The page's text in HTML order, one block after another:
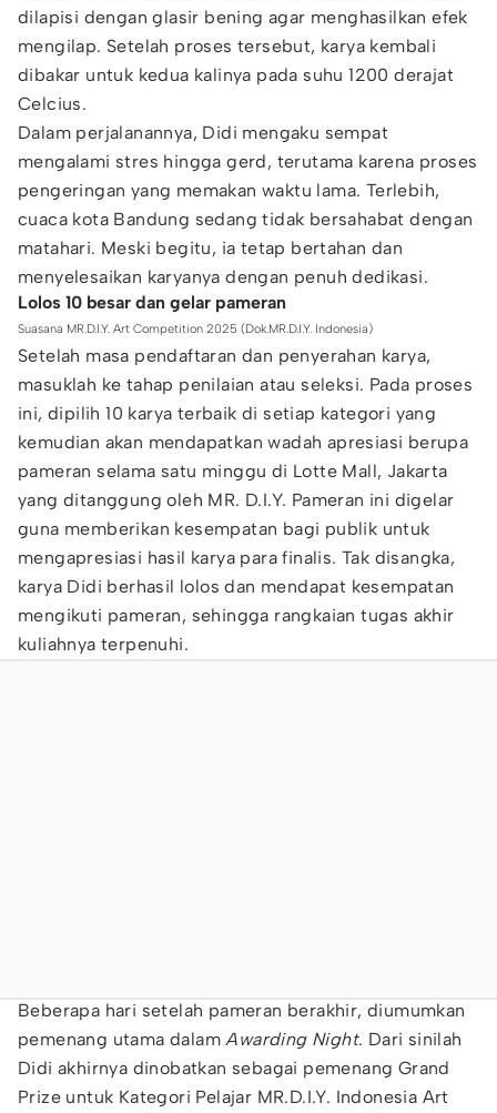
dilapisi dengan glasir bening agar menghasilkan efek
mengilap. Setelah proses tersebut, karya kembali
dibakar untuk kedua kalinya pada suhu 1200 derajat
Celcius.
Dalam perjalanannya, Didi mengaku sempat
mengalami stres hingga gerd, terutama karena proses
pengeringan yang memakan waktu lama. Terlebih,
cuaca kota Bandung sedang tidak bersahabat dengan
matahari. Meski begitu, ia tetap bertahan dan
menyelesaikan karyanya dengan penuh dedikasi.
Lolos 10 besar dan gelar pameran
Suasana MR.D.I.Y. Art Competition 2025 (Dok.MR.D.I.Y. Indonesia)
Setelah masa pendaftaran dan penyerahan karya,
masuklah ke tahap penilaian atau seleksi. Pada proses
ini, dipilih 10 karya terbaik di setiap kategori yang
kemudian akan mendapatkan wadah apresiasi berupa
pameran selama satu minggu di Lotte Mall, Jakarta
yang ditanggung oleh MR. D.I.Y. Pameran ini digelar
guna memberikan kesempatan bagi publik untuk
mengapresiasi hasil karya para finalis. Tak disangka,
karya Didi berhasil lolos dan mendapat kesempatan
mengikuti pameran, sehingga rangkaian tugas akhir
kuliahnya terpenuhi.
Beberapa hari setelah pameran berakhir, diumumkan
pemenang utama dalamAwarding Night. Dari sinilah
Didi akhirnya dinobatkan sebagai pemenang Grand
Prize untuk Kategori Pelajar MR.D.I.Y. Indonesia Art